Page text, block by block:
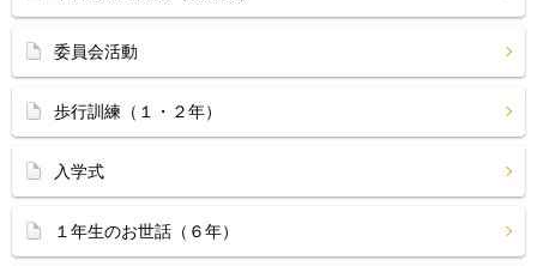
委員会活動
歩行訓練（１・２年）
入学式
１年生のお世話（６年）